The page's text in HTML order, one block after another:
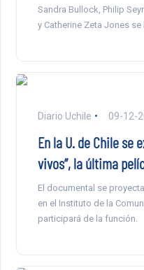
Sandra Bullock, Philip
y Catherine Zeta Jones
Diario Uchile 09-12-
En la U. de Chile se
vivos”, la última
El documental se
en el Instituto de la
participará de la función.